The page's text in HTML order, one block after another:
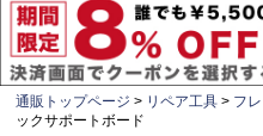
通販トップページ リペア工具 フ
ックサポートボード